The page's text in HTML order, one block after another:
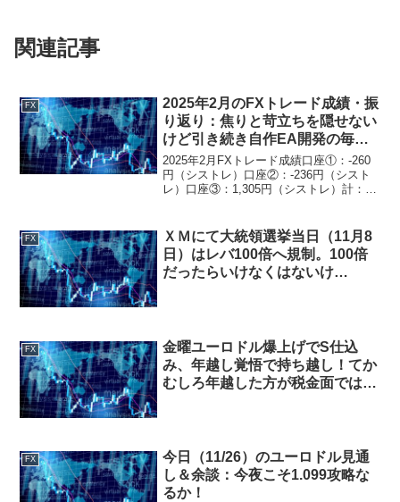
関連記事
FX
2025年2月のFXトレード成績・振
り返り：焦りと苛立ちを隠せない
けど引き続き自作EA開発の毎
日。3月からリアルフォワードが
本格化していく予定。
2025年2月FXトレード成績口座①：-260
円（シストレ）口座②：-236円（シスト
レ）口座③：1,305円（シストレ）計：
始。2025年2月FXトレード振り返り＆...
FX
ＸＭにて大統領選挙当日（11月8
日）はレバ100倍へ規制。100倍
だったらいけなくはないけ
FX
金曜ユーロドル爆上げでS仕込
み、年越し覚悟で持ち越し！てか
むしろ年越した方が税金面では有
FX
今日（11/26）のユーロドル見通
し＆余談：今夜こそ1.099攻略な
るか！